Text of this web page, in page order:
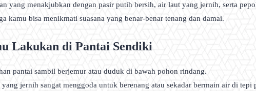
yang menakjubkan dengan pasir putih bersih, air laut yang jernih, serta
kamu bisa menikmati suasana yang benar-benar tenang dan damai.
Lakukan di Pantai Sendiki
pantai sambil berjemur atau duduk di bawah pohon rindang.
jernih sangat menggoda untuk berenang atau sekadar bermain air di tepi